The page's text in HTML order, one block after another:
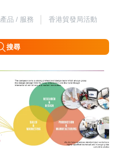
產品 / 服務 香港貿發局活動
搜尋